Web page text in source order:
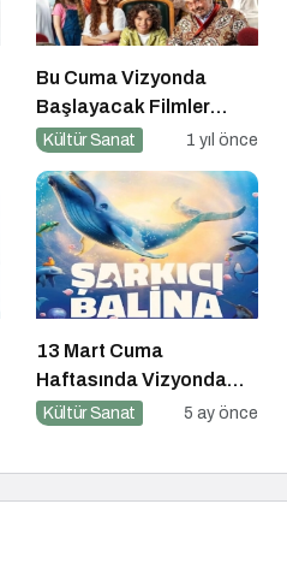
Bu Cuma Vizyonda
Başlayacak Filmler
Açıklandı
Kültür Sanat 1 yıl önce
13 Mart Cuma
Haftasında Vizyonda
Hangi Filmler Var?
Kültür Sanat 5 ay önce